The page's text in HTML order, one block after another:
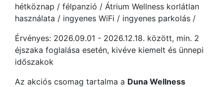
hétköznap / félpanzió / Átrium Wellness korlátlan
használata / ingyenes WiFi / ingyenes parkolás /
Érvényes: 2026.09.01 - 2026.12.18. között, min. 2
éjszaka foglalása esetén, kivéve kiemelt és ünnepi
időszakok
Az akciós csomag tartalma a Duna Wellness